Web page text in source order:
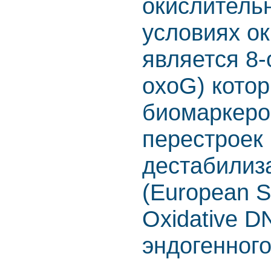
условиях
является
oxoG)
(European
Oxidative